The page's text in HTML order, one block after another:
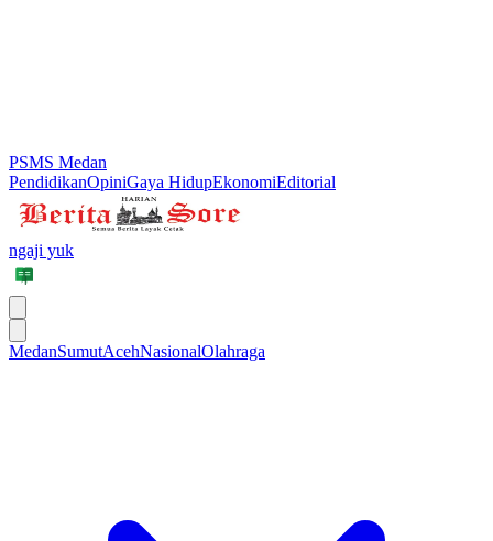
PSMS Medan
PendidikanOpiniGaya HidupEkonomiEditorial
ngaji yuk
MedanSumutAcehNasionalOlahraga